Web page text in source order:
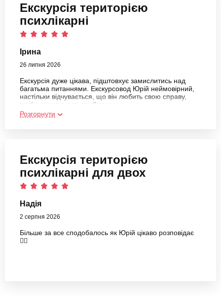
Екскурсія територією
психлікарні
Ірина
26 липня 2026
Екскурсія дуже цікава, підштовхує замислитись над
багатьма питаннями. Екскурсовод Юрій неймовірний,
настільки відчувається, що він любить свою справу,
глибоко занурюється. Дякую
Розгорнути
Екскурсія територією
психлікарні для двох
Надія
2 серпня 2026
Більше за все сподобалось як Юрій цікаво розповідає
👍🏻